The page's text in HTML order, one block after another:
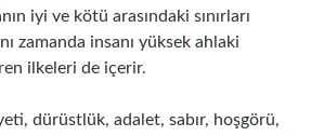
iyi ve kötü arasındaki sınırları
zamanda insanı yüksek ahlaki
ilkeleri de içerir.
dürüstlük, adalet, sabır, hoşgörü,